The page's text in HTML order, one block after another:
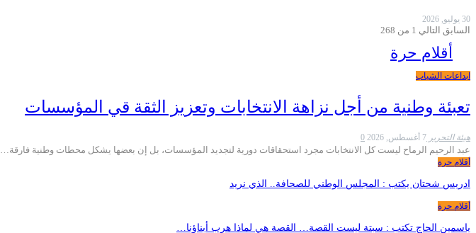
30 يوليو, 2026
السابق التالي 1 من 268
أقلام حرة
ابداعات الشباب
تعبئة وطنية من أجل نزاهة الانتخابات وتعزيز الثقة قي المؤسسات
هيئة التحرير 7 أغسطس, 2026 0
عبد الرحيم الرماح ليست كل الانتخابات مجرد استحقاقات دورية لتجديد المؤسسات، بل إن بعضها يشكل محطات وطنية فارقة…
أقلام حرة
ادريس شحتان يكتب : المجلس الوطني للصحافة.. الذي نريد
أقلام حرة
ياسمين الحاج تكتب : سبتة ليست القصة… القصة هي لماذا هرب أبناؤنا…